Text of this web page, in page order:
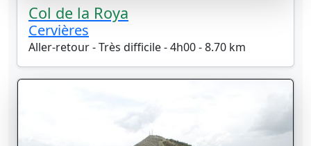
Col de la Roya
Cervières
Aller-retour - Très difficile - 4h00 - 8.70 km